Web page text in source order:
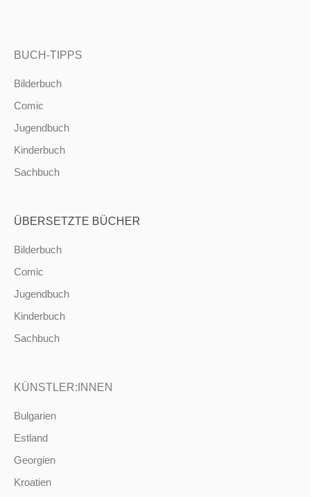
BUCH-TIPPS
Bilderbuch
Comic
Jugendbuch
Kinderbuch
Sachbuch
ÜBERSETZTE BÜCHER
Bilderbuch
Comic
Jugendbuch
Kinderbuch
Sachbuch
KÜNSTLER:INNEN
Bulgarien
Estland
Georgien
Kroatien